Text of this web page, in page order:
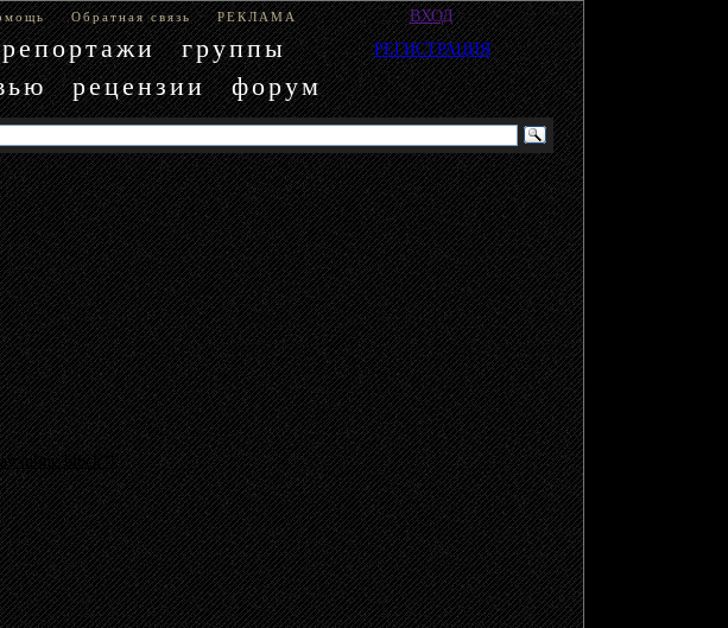
Обратная связь РЕКЛАМА
репортажи
группы
рецензии форум
ВХОД
РЕГИСТРАЦИЯ
block"}